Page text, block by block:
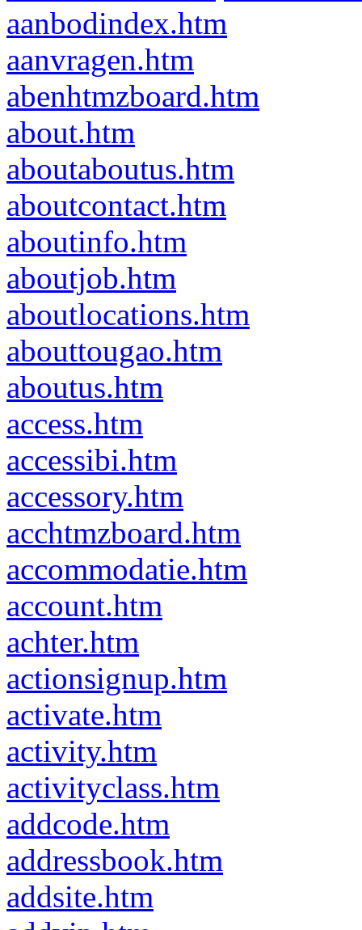
aanbodindex.htm
aanvragen.htm
abenhtmzboard.htm
about.htm
aboutaboutus.htm
aboutcontact.htm
aboutinfo.htm
aboutjob.htm
aboutlocations.htm
abouttougao.htm
aboutus.htm
access.htm
accessibi.htm
accessory.htm
acchtmzboard.htm
accommodatie.htm
account.htm
achter.htm
actionsignup.htm
activate.htm
activity.htm
activityclass.htm
addcode.htm
addressbook.htm
addsite.htm